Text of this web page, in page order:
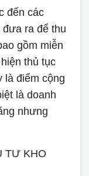
đến các
ra để thu
gồm miễn
thủ tục
là điểm cộng
là doanh
nhưng
TƯ KHO